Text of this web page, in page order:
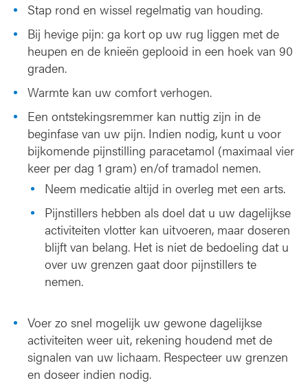
Stap rond en wissel regelmatig van houding.
Bij hevige pijn: ga kort op uw rug liggen met de
heupen en de knieën geplooid in een hoek van 90
graden.
Warmte kan uw comfort verhogen.
Een ontstekingsremmer kan nuttig zijn in de
beginfase van uw pijn. Indien nodig, kunt u voor
bijkomende pijnstilling paracetamol (maximaal vier
keer per dag 1 gram) en/of tramadol nemen.
Neem medicatie altijd in overleg met een arts.
Pijnstillers hebben als doel dat u uw dagelijkse
activiteiten vlotter kan uitvoeren, maar doseren
blijft van belang. Het is niet de bedoeling dat u
over uw grenzen gaat door pijnstillers te
nemen.
Voer zo snel mogelijk uw gewone dagelijkse
activiteiten weer uit, rekening houdend met de
signalen van uw lichaam. Respecteer uw grenzen
en doseer indien nodig.